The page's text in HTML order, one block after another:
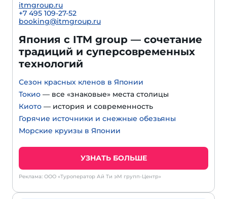
itmgroup.ru
+7 495 109-27-52
booking@itmgroup.ru
Япония с ITM group — сочетание
традиций и суперсовременных
технологий
Сезон красных кленов в Японии
Токио — все «знаковые» места столицы
Киото — история и современность
Горячие источники и снежные обезьяны
Морские круизы в Японии
УЗНАТЬ БОЛЬШЕ
Реклама: ООО «Туроператор Ай Ти эМ групп-Центр»